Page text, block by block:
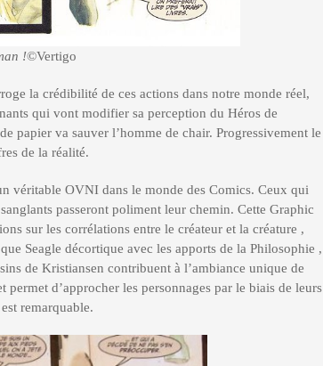
!©Vertigo
la crédibilité de ces actions dans notre monde réel,
qui vont modifier sa perception du Héros de
papier va sauver l’homme de chair. Progressivement le
de la réalité.
véritable OVNI dans le monde des Comics. Ceux qui
passeront poliment leur chemin. Cette Graphic
sur les corrélations entre le créateur et la créature ,
Seagle décortique avec les apports de la Philosophie ,
de Kristiansen contribuent à l’ambiance unique de
permet d’approcher les personnages par le biais de leurs
remarquable.